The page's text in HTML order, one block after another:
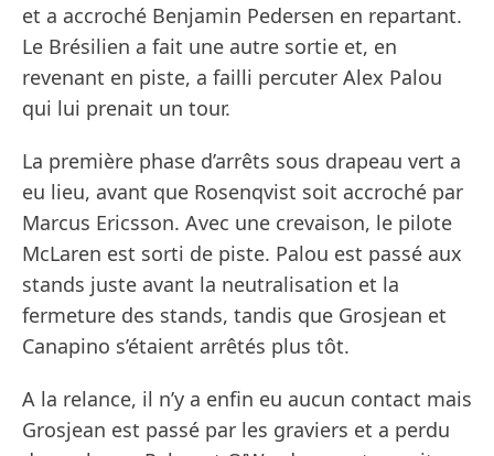
et a accroché Benjamin Pedersen en repartant.
Le Brésilien a fait une autre sortie et, en
revenant en piste, a failli percuter Alex Palou
qui lui prenait un tour.
La première phase d’arrêts sous drapeau vert a
eu lieu, avant que Rosenqvist soit accroché par
Marcus Ericsson. Avec une crevaison, le pilote
McLaren est sorti de piste. Palou est passé aux
stands juste avant la neutralisation et la
fermeture des stands, tandis que Grosjean et
Canapino s’étaient arrêtés plus tôt.
A la relance, il n’y a enfin eu aucun contact mais
Grosjean est passé par les graviers et a perdu